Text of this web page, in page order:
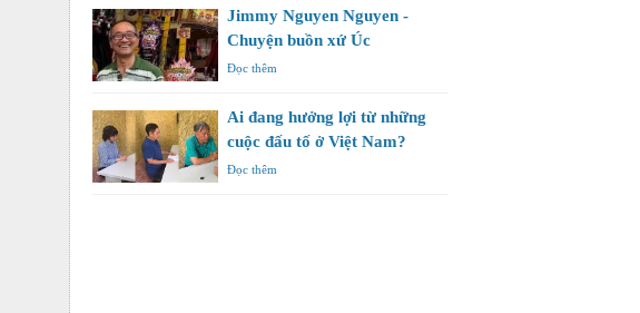
Jimmy Nguyen Nguyen -
Chuyện buồn xứ Úc
Đọc thêm
Ai đang hưởng lợi từ những
cuộc đấu tố ở Việt Nam?
Đọc thêm